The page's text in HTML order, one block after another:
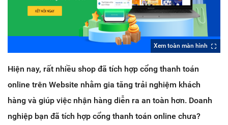
Xem toàn màn hình
Hiện nay, rất nhiều shop đã tích hợp cổng thanh toán
online trên Website nhằm gia tăng trải nghiệm khách
hàng và giúp việc nhận hàng diễn ra an toàn hơn. Doanh
nghiệp bạn đã tích hợp cổng thanh toán online chưa?